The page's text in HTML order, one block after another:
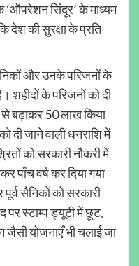
सिंदूर’ के माध्यम
देश की सुरक्षा के प्रति
और उनके परिजनों के
शहीदों के परिजनों को दी
बढ़ाकर 50 लाख किया
दी जाने वाली धनराशि में
को सरकारी नौकरी में
पाँच वर्ष कर दिया गया
सैनिकों को सरकारी
पर स्टाम्प ड्यूटी में छूट,
जैसी योजनाएँ भी चलाई जा